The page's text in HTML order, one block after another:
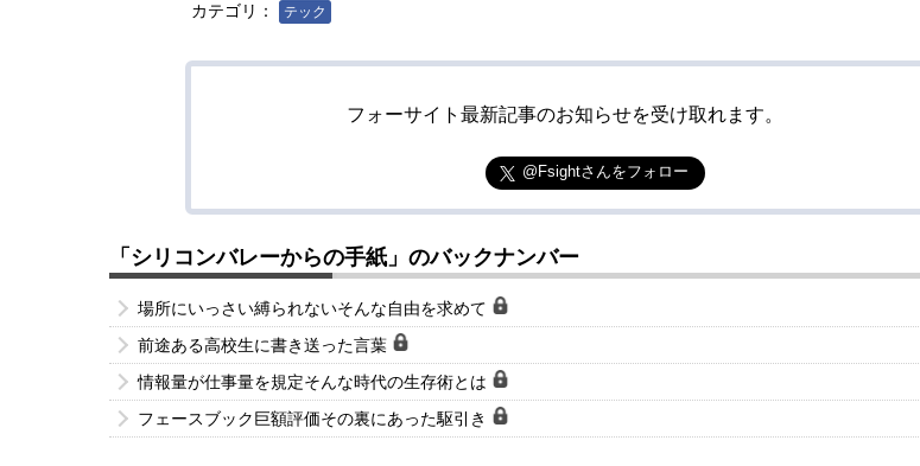
カテゴリ： テック
フォーサイト最新記事のお知らせを受け取れます。
@Fsightさんをフォロー
「シリコンバレーからの手紙」のバックナンバー
場所にいっさい縛られないそんな自由を求めて
前途ある高校生に書き送った言葉
情報量が仕事量を規定そんな時代の生存術とは
フェースブック巨額評価その裏にあった駆引き